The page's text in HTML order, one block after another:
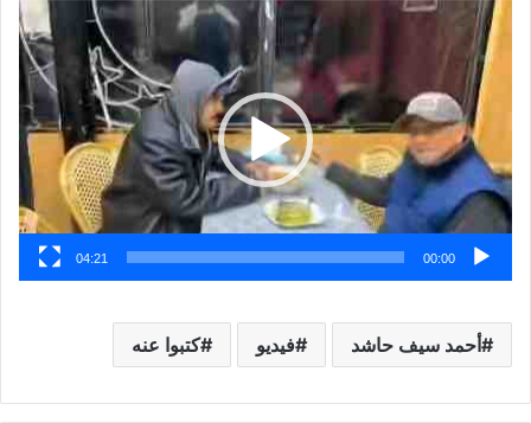
مشغل
الفيديو
00:00
04:21
أحمد سيف حاشد فيديو كتبوا عنه